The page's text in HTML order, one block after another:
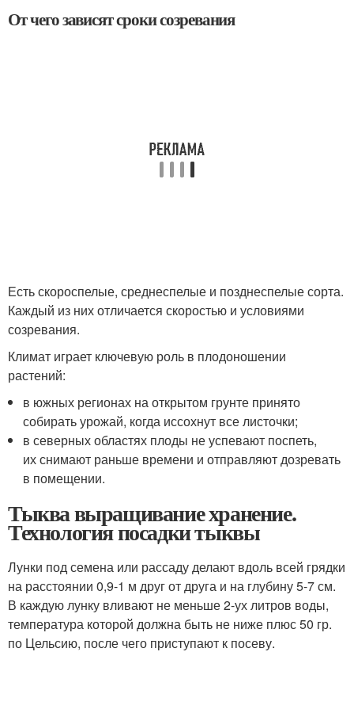
От чего зависят сроки созревания
Есть скороспелые, среднеспелые и позднеспелые сорта.
Каждый из них отличается скоростью и условиями
созревания.
Климат играет ключевую роль в плодоношении
растений:
в южных регионах на открытом грунте принято
собирать урожай, когда иссохнут все листочки;
в северных областях плоды не успевают поспеть,
их снимают раньше времени и отправляют дозревать
в помещении.
Тыква выращивание хранение.
Технология посадки тыквы
Лунки под семена или рассаду делают вдоль всей грядки
на расстоянии 0,9-1 м друг от друга и на глубину 5-7 см.
В каждую лунку вливают не меньше 2-ух литров воды,
температура которой должна быть не ниже плюс 50 гр.
по Цельсию, после чего приступают к посеву.